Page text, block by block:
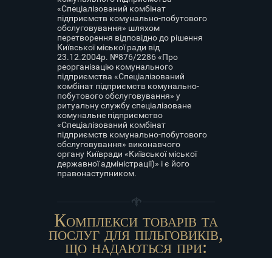
«Спеціалізований комбінат
підприємств комунально-побутового
обслуговування» шляхом
перетворення відповідно до рішення
Київської міської ради від
23.12.2004р. №876/2286 «Про
реорганізацію комунального
підприємства «Спеціалізований
комбінат підприємств комунально-
побутового обслуговування» у
ритуальну службу спеціалізоване
комунальне підприємство
«Спеціалізований комбінат
підприємств комунально-побутового
обслуговування» виконавчого
органу Київради «Київської міської
державної адміністрації)» і є його
правонаступником.
Комплекси товарів та
послуг для пільговиків,
що надаються при: